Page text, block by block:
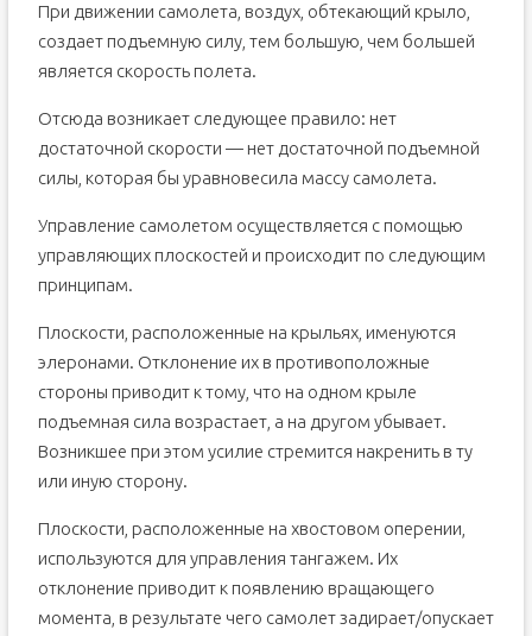
При движении самолета, воздух, обтекающий крыло,
создает подъемную силу, тем большую, чем большей
является скорость полета.
Отсюда возникает следующее правило: нет
достаточной скорости — нет достаточной подъемной
силы, которая бы уравновесила массу самолета.
Управление самолетом осуществляется с помощью
управляющих плоскостей и происходит по следующим
принципам.
Плоскости, расположенные на крыльях, именуются
элеронами. Отклонение их в противоположные
стороны приводит к тому, что на одном крыле
подъемная сила возрастает, а на другом убывает.
Возникшее при этом усилие стремится накренить в ту
или иную сторону.
Плоскости, расположенные на хвостовом оперении,
используются для управления тангажем. Их
отклонение приводит к появлению вращающего
момента, в результате чего самолет задирает/опускает